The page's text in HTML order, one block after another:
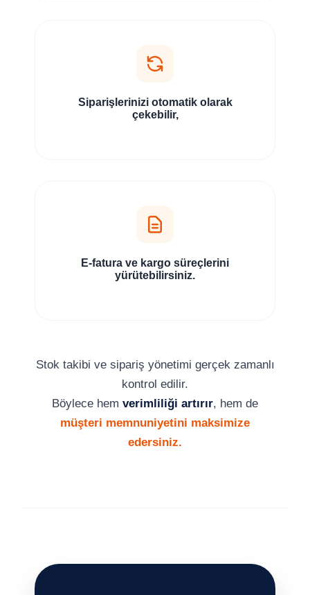
Siparişlerinizi otomatik olarak
çekebilir,
E-fatura ve kargo süreçlerini
yürütebilirsiniz.
Stok takibi ve sipariş yönetimi gerçek zamanlı
kontrol edilir.
Böylece hem verimliliği artırır, hem de
müşteri memnuniyetini maksimize
edersiniz.